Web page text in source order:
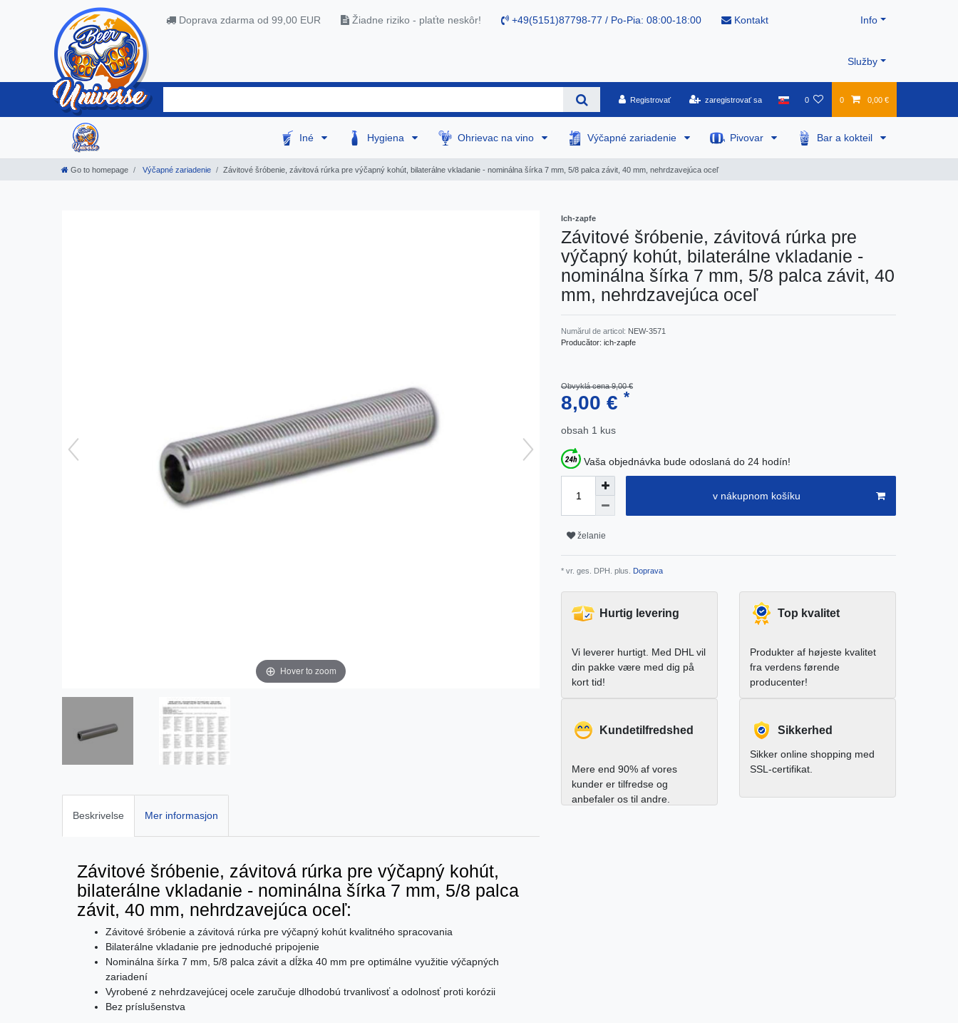
Doprava zdarma od 99,00 EUR Žiadne riziko - plaťte neskôr! +49(5151)87798-77 / Po-Pia: 08:00-18:00 Kontakt Info
Služby
Registrovať zaregistrovať sa 0 0 0,00 €
Iné Hygiena Ohrievac na vino Výčapné zariadenie Pivovar Bar a kokteil
Go to homepage Výčapné zariadenie Závitové šróbenie, závitová rúrka pre výčapný kohút, bilaterálne vkladanie - nominálna šírka 7 mm, 5/8 palca závit, 40 mm, nehrdzavejúca oceľ
Hover to zoom
Beskrivelse Mer informasjon
Závitové šróbenie, závitová rúrka pre výčapný kohút,
bilaterálne vkladanie - nominálna šírka 7 mm, 5/8 palca
závit, 40 mm, nehrdzavejúca oceľ:
Závitové šróbenie a závitová rúrka pre výčapný kohút kvalitného spracovania
Bilaterálne vkladanie pre jednoduché pripojenie
Nominálna šírka 7 mm, 5/8 palca závit a dĺžka 40 mm pre optimálne využitie výčapných
zariadení
Vyrobené z nehrdzavejúcej ocele zaručuje dlhodobú trvanlivosť a odolnosť proti korózii
Bez príslušenstva
Ich-zapfe
Závitové šróbenie, závitová rúrka pre
výčapný kohút, bilaterálne vkladanie -
nominálna šírka 7 mm, 5/8 palca závit, 40
mm, nehrdzavejúca oceľ
Numărul de articol: NEW-3571
Producător: ich-zapfe
Obvyklá cena 9,00 €
8,00 € *
obsah 1 kus
Vaša objednávka bude odoslaná do 24 hodín!
v nákupnom košíku
želanie
* vr. ges. DPH. plus. Doprava
Hurtig levering
Vi leverer hurtigt. Med DHL vil
din pakke være med dig på
kort tid!
Top kvalitet
Produkter af højeste kvalitet
fra verdens førende
producenter!
Kundetilfredshed
Mere end 90% af vores
kunder er tilfredse og
anbefaler os til andre.
Sikkerhed
Sikker online shopping med
SSL-certifikat.